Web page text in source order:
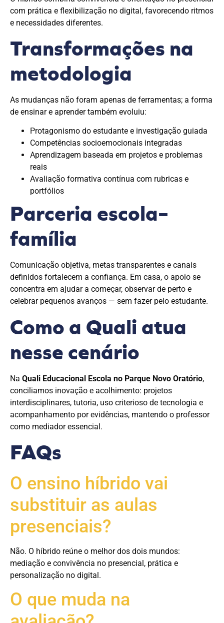
com prática e flexibilização no digital, favorecendo ritmos
e necessidades diferentes.
Transformações na
metodologia
As mudanças não foram apenas de ferramentas; a forma
de ensinar e aprender também evoluiu:
Protagonismo do estudante e investigação guiada
Competências socioemocionais integradas
Aprendizagem baseada em projetos e problemas
reais
Avaliação formativa contínua com rubricas e
portfólios
Parceria escola–
família
Comunicação objetiva, metas transparentes e canais
definidos fortalecem a confiança. Em casa, o apoio se
concentra em ajudar a começar, observar de perto e
celebrar pequenos avanços — sem fazer pelo estudante.
Como a Quali atua
nesse cenário
Na Quali Educacional Escola no Parque Novo Oratório,
conciliamos inovação e acolhimento: projetos
interdisciplinares, tutoria, uso criterioso de tecnologia e
acompanhamento por evidências, mantendo o professor
como mediador essencial.
FAQs
O ensino híbrido vai
substituir as aulas
presenciais?
Não. O híbrido reúne o melhor dos dois mundos:
mediação e convivência no presencial, prática e
personalização no digital.
O que muda na